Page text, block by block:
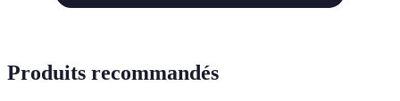
Produits recommandés